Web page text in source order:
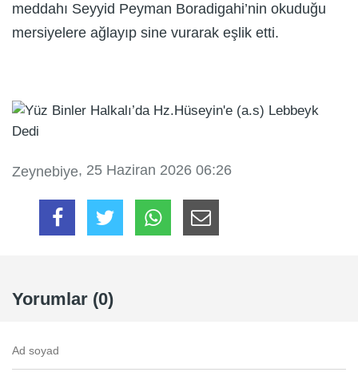
meddahı Seyyid Peyman Boradigahi’nin okuduğu
mersiyelere ağlayıp sine vurarak eşlik etti.
Zeynebiye, 25 Haziran 2026 06:26
Yorumlar (0)